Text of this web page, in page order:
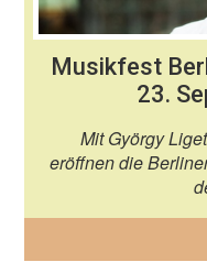
Musikfest
23.
Mit György
eröffnen die